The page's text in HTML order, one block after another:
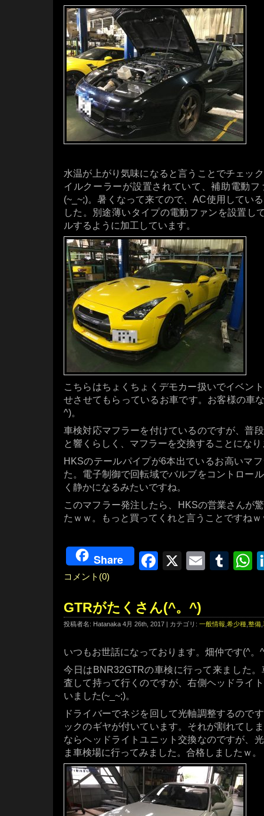
水温が上がり気味になると言うことでチェッ
イルクーラーが設置されていて、補助電動
(~_~;)。暑くなって来てので、AC使用してい
した。別途薄いタイプの電動ファンを設置し
ルするように加工しています。
こちらはちょくちょくデモカー扱いでイベン
せさせてもらっているお車です。お客様の車
^)。
車検対応マフラーを付けているのですが、普
と響くらしく、マフラーを交換することにな
HKSのテールパイプが6本出ているお高いマ
た。電子制御で回転域でバルブをコントロー
く静かになるみたいですね。
このマフラー発注したら、HKSの営業さんが
たｗｗ。もっと買ってくれと言うことですねｗ
Share Facebook
X Email
コメント(0)
GTRがたくさん(^。^)
投稿者名: Hatanaka 4月 26th, 2017 | カテゴリ: 一般情報 希少種 整備
いつもお世話になっております。畑仲です(^。
今日はBNR32GTRの車検に行って来ました
査して持って行くのですが、右側ヘッドライ
いました(~_~;)。
ドライバーでネジを回して光軸調整するので
ックのギヤが付いています。それが割れてし
ならヘッドライトユニット交換なのですが、
ま車検場に行ってみました。合格しましたｗ。